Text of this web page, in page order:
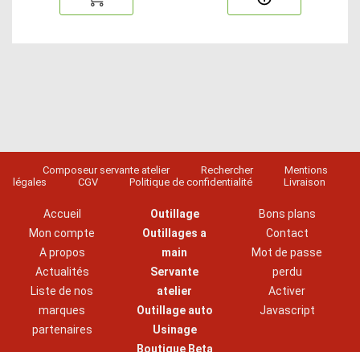
Composeur servante atelier Rechercher
Mentions
légales
CGV Politique de confidentialité Livraison
Accueil
Mon compte
A propos
Actualités
Liste de nos
marques
partenaires
Outillage
Outillages a
main
Servante
atelier
Outillage auto
Usinage
Boutique Beta
Bons plans
Contact
Mot de passe
perdu
Activer
Javascript